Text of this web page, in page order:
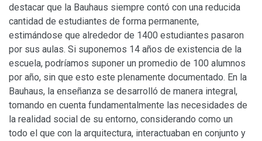
destacar que la Bauhaus siempre contó con una reducida
cantidad de estudiantes de forma permanente,
estimándose que alrededor de 1400 estudiantes pasaron
por sus aulas. Si suponemos 14 años de existencia de la
escuela, podríamos suponer un promedio de 100 alumnos
por año, sin que esto este plenamente documentado. En la
Bauhaus, la enseñanza se desarrolló de manera integral,
tomando en cuenta fundamentalmente las necesidades de
la realidad social de su entorno, considerando como un
todo el que con la arquitectura, interactuaban en conjunto y